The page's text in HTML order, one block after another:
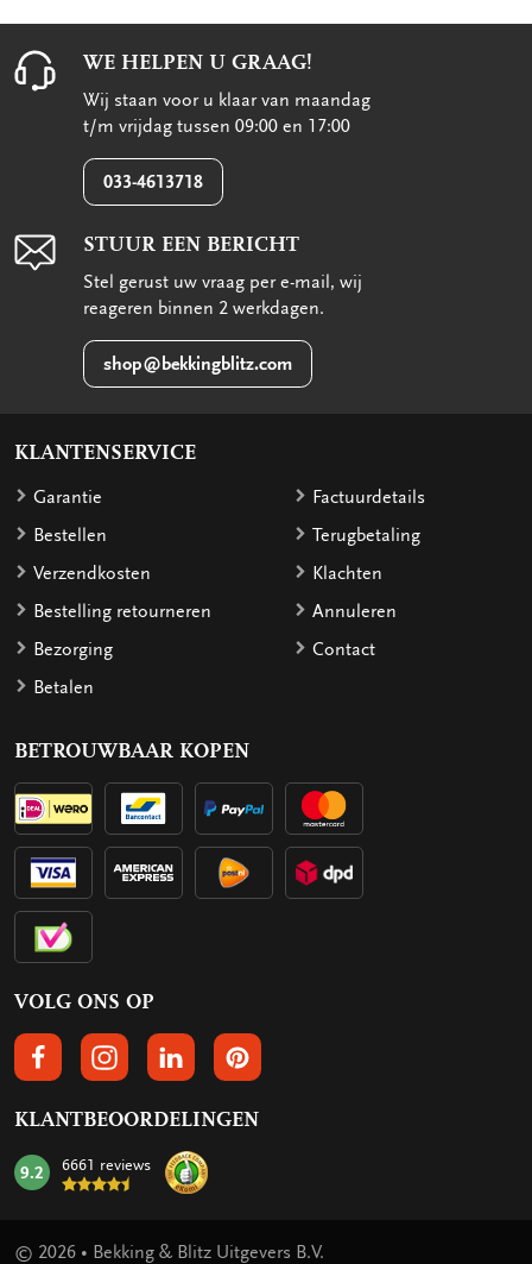
WE HELPEN U GRAAG!
Wij staan voor u klaar van maandag
t/m vrijdag tussen 09:00 en 17:00
033-4613718
STUUR EEN BERICHT
Stel gerust uw vraag per e-mail, wij
reageren binnen 2 werkdagen.
shop@bekkingblitz.com
KLANTENSERVICE
Garantie
Bestellen
Verzendkosten
Bestelling retourneren
Bezorging
Betalen
Factuurdetails
Terugbetaling
Klachten
Annuleren
Contact
BETROUWBAAR KOPEN
VOLG ONS OP
VOLGS ONS OP FACEBOOK
VOLG ONS OP INSTAGRAM
VOLG ONS OP LINKEDIN
VOLG ONS OP PINTEREST
KLANTBEOORDELINGEN
mark:
9.2 6661 reviews
© 2026 • Bekking & Blitz Uitgevers B.V.